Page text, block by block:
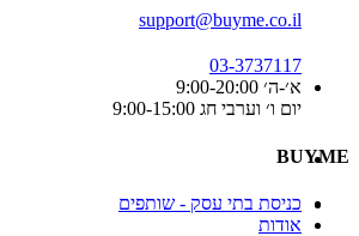
support@buyme.co.il
03-3737117
א׳-ה׳ 9:00-20:00
יום ו׳ וערבי חג 9:00-15:00
BUYME
כניסת בתי עסק - שותפים
אודות